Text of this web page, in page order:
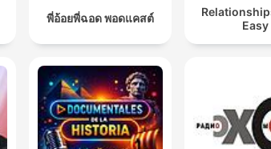
พี่อ้อยพี่ฉอด พอดแคสต์
Easy